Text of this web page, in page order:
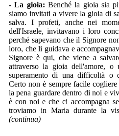
- La gioia: Benché la gioia sia
siamo invitati a vivere la gioia di
salva. I profeti, anche nei
dell'Israele, invitavano i loro
perché sapevano che il Signore
loro, che li guidava e
Signore è qui, che viene a
attraverso la gioia dell'amore, o
superamento di una difficoltà o
Certo non è sempre facile
la pena guardare dentro di noi e
è con noi e che ci accompagna
troviamo in Maria durante la
(continua)